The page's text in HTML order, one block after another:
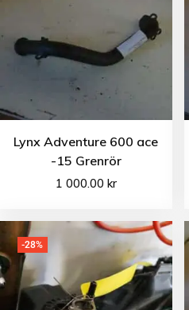
Lynx Adventure 600 ace
-15 Grenrör
1 000.00 kr
-28%